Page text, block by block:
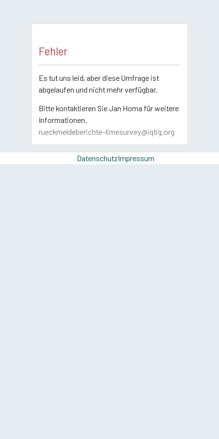
Fehler
Es tut uns leid, aber diese Umfrage ist
abgelaufen und nicht mehr verfügbar.
Bitte kontaktieren Sie Jan Homa für weitere
Informationen.
rueckmeldeberichte-limesurvey@iqtig.org
DatenschutzImpressum